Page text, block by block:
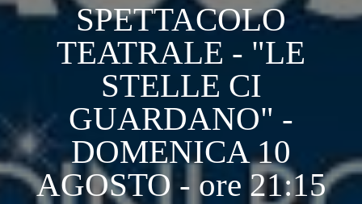
SPETTACOLO
TEATRALE - "LE
STELLE CI
GUARDANO" -
DOMENICA 10
AGOSTO - ore 21:15